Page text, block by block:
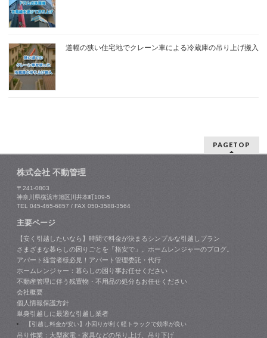
道幅の狭い住宅地でクレーン車による冷蔵庫の吊り上げ搬入
PAGETOP
株式会社 不動管理
〒241-0803
神奈川県横浜市旭区川井本町109-5
TEL 045-465-6857 / FAX 050-3588-3564
主要ページ
【安く引越したいなら】時間で料金が決まるシンプルな引越しプラン
さまざまな暮らしの困りごとを「格安で」。ホームレンジャーのブログ。
アパート経営者様必見！アパート管理委託・代行
ホームレンジャー：暮らしの困り事お任せください
不動産管理に伴う残置物・不用品の処分もお任せください
会社概要
個人情報保護方針
単身引越しに最適な引越し業者
【引越し料金が安い】小回りが利く軽トラックで効率が良い
吊り作業：大型家電・家具などの吊り上げ、吊り下げ